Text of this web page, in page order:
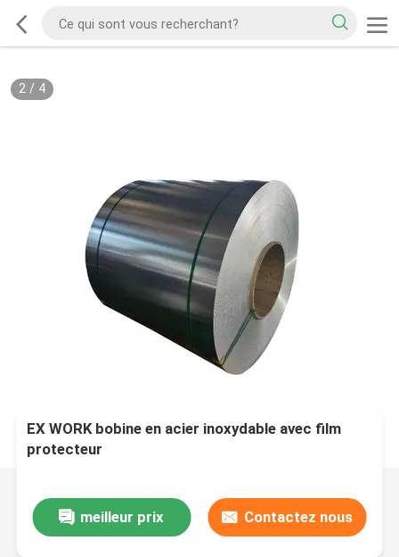
2/ 4
EX WORK bobine en acier inoxydable avec film
protecteur
meilleur prix Contactez nous